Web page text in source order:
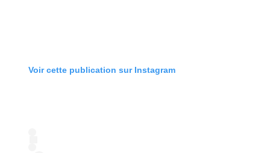
Voir cette publication sur Instagram